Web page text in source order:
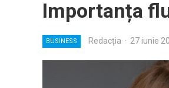
Importanța
BUSINESS Redacția · 27 iunie